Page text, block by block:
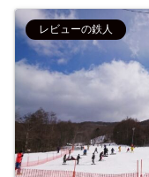
レビューの鉄人